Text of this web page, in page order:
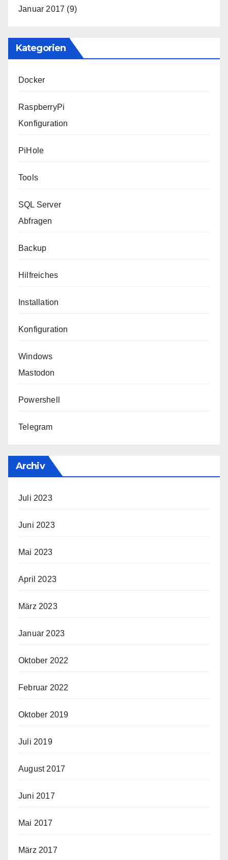
Januar 2017 (9)
Kategorien
Docker
RaspberryPi
Konfiguration
PiHole
Tools
SQL Server
Abfragen
Backup
Hilfreiches
Installation
Konfiguration
Windows
Mastodon
Powershell
Telegram
Archiv
Juli 2023
Juni 2023
Mai 2023
April 2023
März 2023
Januar 2023
Oktober 2022
Februar 2022
Oktober 2019
Juli 2019
August 2017
Juni 2017
Mai 2017
März 2017